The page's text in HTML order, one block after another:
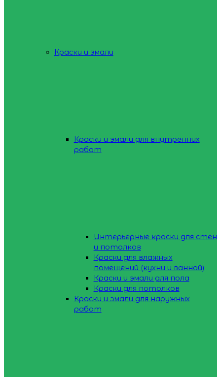
Краски и эмали
Краски и эмали для внутренних
работ
Интерьерные краски для стен
и потолков
Краски для влажных
помещений (кухни и ванной)
Краски и эмали для пола
Краски для потолков
Краски и эмали для наружных
работ